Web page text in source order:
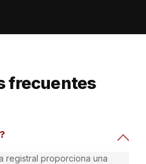
frecuentes
?
registral proporciona una